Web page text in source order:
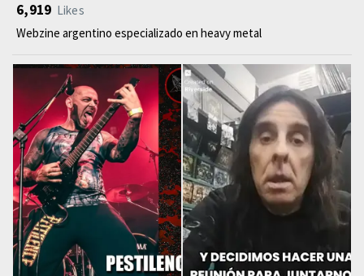
6,919 Likes
Webzine argentino especializado en heavy metal